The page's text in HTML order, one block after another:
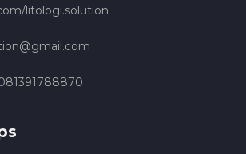
litologi.solution